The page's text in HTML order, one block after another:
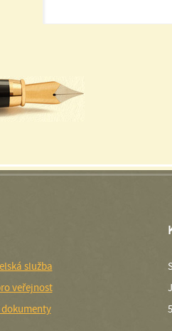
služba
veřejnost